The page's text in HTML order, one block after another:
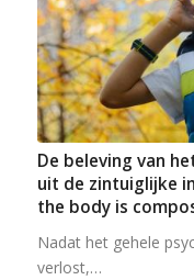
De beleving van
uit de zintuiglijke
the body is
Nadat het gehele
verlost,…